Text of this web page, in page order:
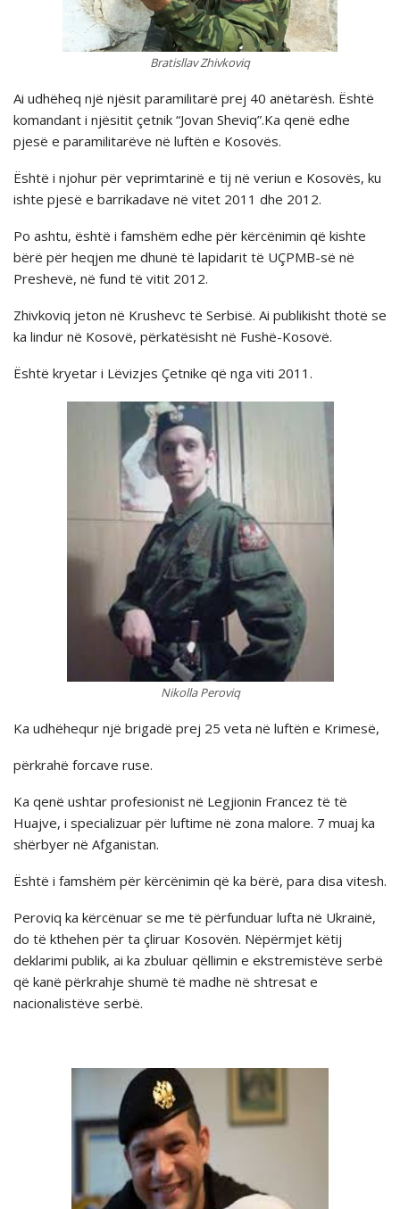
Bratisllav Zhivkoviq
Ai udhëheq një njësit paramilitarë prej 40 anëtarësh. Është
komandant i njësitit çetnik “Jovan Sheviq”.Ka qenë edhe
pjesë e paramilitarëve në luftën e Kosovës.
Është i njohur për veprimtarinë e tij në veriun e Kosovës, ku
ishte pjesë e barrikadave në vitet 2011 dhe 2012.
Po ashtu, është i famshëm edhe për kërcënimin që kishte
bërë për heqjen me dhunë të lapidarit të UÇPMB-së në
Preshevë, në fund të vitit 2012.
Zhivkoviq jeton në Krushevc të Serbisë. Ai publikisht thotë se
ka lindur në Kosovë, përkatësisht në Fushë-Kosovë.
Është kryetar i Lëvizjes Çetnike që nga viti 2011.
Nikolla Peroviq
Ka udhëhequr një brigadë prej 25 veta në luftën e Krimesë,
përkrahë forcave ruse.
Ka qenë ushtar profesionist në Legjionin Francez të të
Huajve, i specializuar për luftime në zona malore. 7 muaj ka
shërbyer në Afganistan.
Është i famshëm për kërcënimin që ka bërë, para disa vitesh.
Peroviq ka kërcënuar se me të përfunduar lufta në Ukrainë,
do të kthehen për ta çliruar Kosovën. Nëpërmjet këtij
deklarimi publik, ai ka zbuluar qëllimin e ekstremistëve serbë
që kanë përkrahje shumë të madhe në shtresat e
nacionalistëve serbë.